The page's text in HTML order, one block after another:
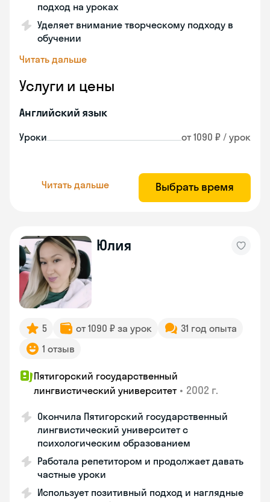
подход на уроках
Уделяет внимание творческому подходу в
обучении
Читать дальше
Услуги и цены
Английский язык
Уроки от 1090 ₽ / урок
Читать дальше Выбрать время
Юлия
5 от 1090 ₽ за урок
31 год опыта
1 отзыв
Пятигорский государственный
лингвистический университет • 2002 г.
Окончила Пятигорский государственный
лингвистический университет с
психологическим образованием
Работала репетитором и продолжает давать
частные уроки
Использует позитивный подход и наглядные